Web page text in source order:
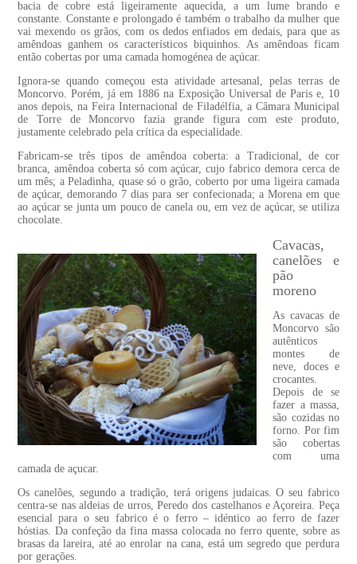
bacia de cobre está ligeiramente aquecida, a um lume brando e
constante. Constante e prolongado é também o trabalho da mulher que
vai mexendo os grãos, com os dedos enfiados em dedais, para que as
amêndoas ganhem os característicos biquinhos. As amêndoas ficam
então cobertas por uma camada homogénea de açúcar.
Ignora-se quando começou esta atividade artesanal, pelas terras de
Moncorvo. Porém, já em 1886 na Exposição Universal de Paris e, 10
anos depois, na Feira Internacional de Filadélfia, a Câmara Municipal
de Torre de Moncorvo fazia grande figura com este produto,
justamente celebrado pela crítica da especialidade.
Fabricam-se três tipos de amêndoa coberta: a Tradicional, de cor
branca, amêndoa coberta só com açúcar, cujo fabrico demora cerca de
um mês; a Peladinha, quase só o grão, coberto por uma ligeira camada
de açúcar, demorando 7 dias para ser confecionada; a Morena em que
ao açúcar se junta um pouco de canela ou, em vez de açúcar, se utiliza
chocolate.
Cavacas,
canelões e
pão
moreno
As cavacas de
Moncorvo são
autênticos
montes de
neve, doces e
crocantes.
Depois de se
fazer a massa,
são cozidas no
forno. Por fim
são cobertas
com uma
camada de açucar.
Os canelões, segundo a tradição, terá origens judaicas. O seu fabrico
centra-se nas aldeias de urros, Peredo dos castelhanos e Açoreira. Peça
esencial para o seu fabrico é o ferro – idéntico ao ferro de fazer
hóstias. Da confeção da fina massa colocada no ferro quente, sobre as
brasas da lareira, até ao enrolar na cana, está um segredo que perdura
por gerações.